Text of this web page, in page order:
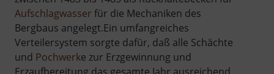
Aufschlagwasser für die Mechaniken des
Bergbaus angelegt.Ein umfangreiches
Verteilersystem sorgte dafür, daß alle Schächte
und Pochwerke zur Erzgewinnung und